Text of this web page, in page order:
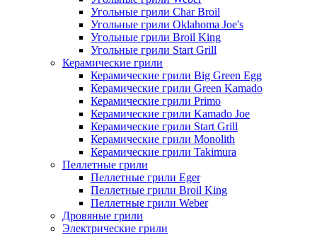
Угольные грили Char Broil
Угольные грили Oklahoma Joe's
Угольные грили Broil King
Угольные грили Start Grill
Керамические грили
Керамические грили Big Green Egg
Керамические грили Green Kamado
Керамические грили Primo
Керамические грили Kamado Joe
Керамические грили Start Grill
Керамические грили Monolith
Керамические грили Takimura
Пеллетные грили
Пеллетные грили Eger
Пеллетные грили Broil King
Пеллетные грили Weber
Дровяные грили
Электрические грили